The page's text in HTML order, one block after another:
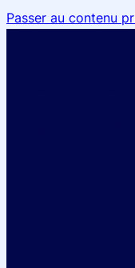
Passer au contenu